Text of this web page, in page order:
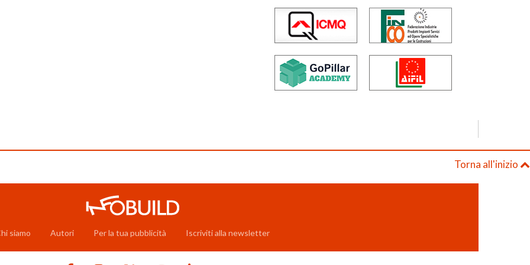
Torna all'inizio
siamo Autori Per la tua pubblicità Iscriviti alla newsletter